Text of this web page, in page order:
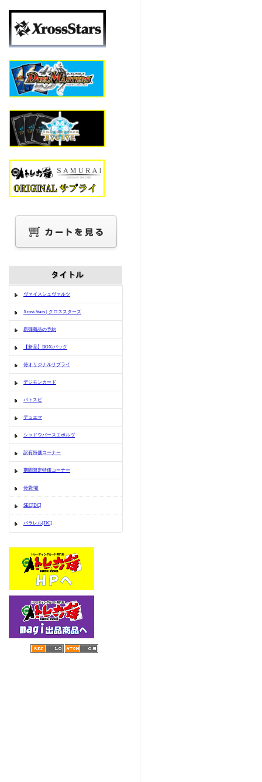
ヴァイスシュヴァルツ
Xross Stars | クロススターズ
新弾商品の予約
【新品】BOX/パック
侍オリジナルサプライ
デジモンカード
バトスピ
デュエマ
シャドウバースエボルヴ
訳有特価コーナー
期間限定特価コーナー
侍袋/箱
SEC[DC]
パラレル[DC]